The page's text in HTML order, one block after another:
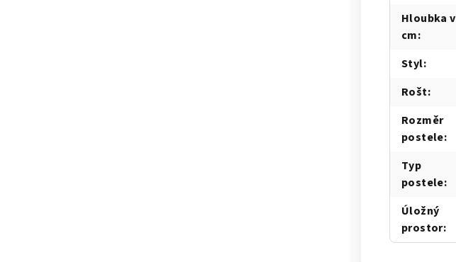
Hloubka v
cm:
Styl:
Rošt:
Rozměr
postele:
Typ
postele:
Úložný
prostor: